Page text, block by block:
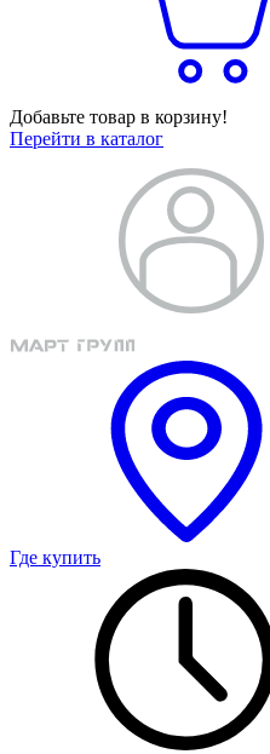
Добавьте товар в корзину!
Перейти в каталог
Где купить